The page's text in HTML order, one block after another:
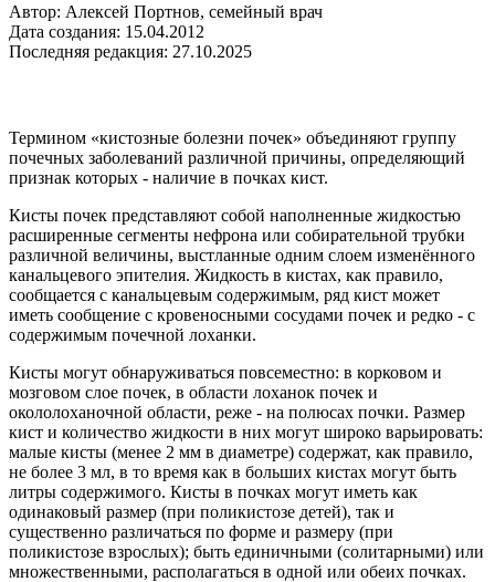
Автор: Алексей Портнов, семейный врач
Дата создания: 15.04.2012
Последняя редакция: 27.10.2025
Термином «кистозные болезни почек» объединяют группу
почечных заболеваний различной причины, определяющий
признак которых - наличие в почках кист.
Кисты почек представляют собой наполненные жидкостью
расширенные сегменты нефрона или собирательной трубки
различной величины, выстланные одним слоем изменённого
канальцевого эпителия. Жидкость в кистах, как правило,
сообщается с канальцевым содержимым, ряд кист может
иметь сообщение с кровеносными сосудами почек и редко - с
содержимым почечной лоханки.
Кисты могут обнаруживаться повсеместно: в корковом и
мозговом слое почек, в области лоханок почек и
окололоханочной области, реже - на полюсах почки. Размер
кист и количество жидкости в них могут широко варьировать:
малые кисты (менее 2 мм в диаметре) содержат, как правило,
не более 3 мл, в то время как в больших кистах могут быть
литры содержимого. Кисты в почках могут иметь как
одинаковый размер (при поликистозе детей), так и
существенно различаться по форме и размеру (при
поликистозе взрослых); быть единичными (солитарными) или
множественными, располагаться в одной или обеих почках.